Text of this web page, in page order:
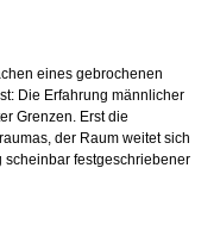
eines gebrochenen
Die Erfahrung männlicher
Grenzen. Erst die
der Raum weitet sich
festgeschriebener